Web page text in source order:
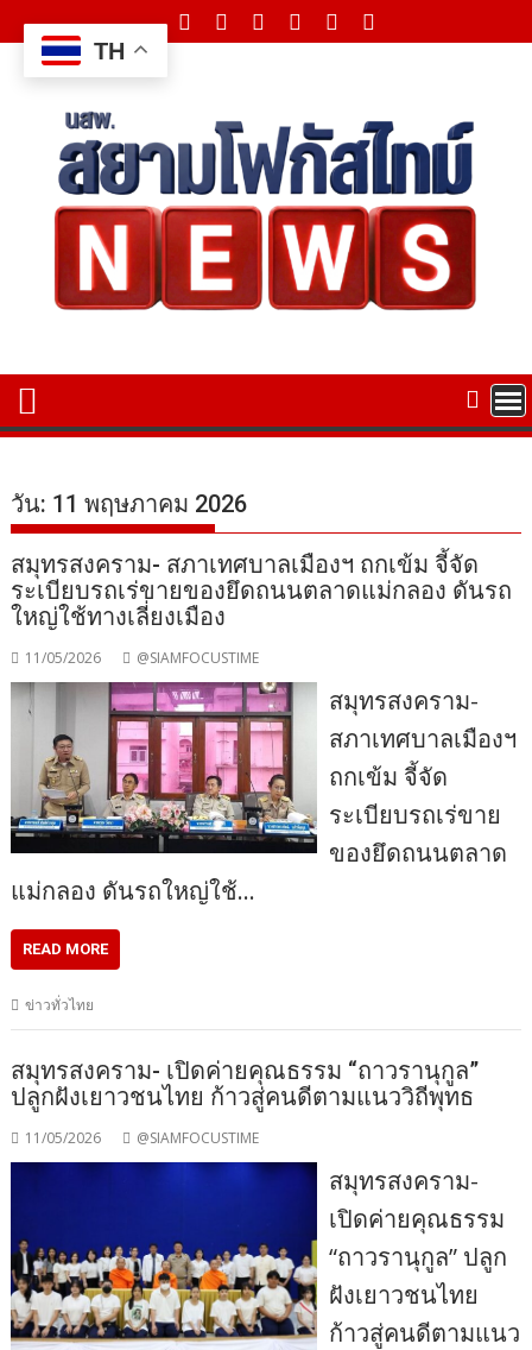
to
content
วัน: 11 พฤษภาคม 2026
สมุทรสงคราม- สภาเทศบาลเมืองฯ ถกเข้ม จี้จัด
ระเบียบรถเร่ขายของยึดถนนตลาดแม่กลอง ดันรถ
ใหญ่ใช้ทางเลี่ยงเมือง
11/05/2026 @SIAMFOCUSTIME
สมุทรสงคราม-
สภาเทศบาลเมืองฯ
ถกเข้ม จี้จัด
ระเบียบรถเร่ขาย
ของยึดถนนตลาด
แม่กลอง ดันรถใหญ่ใช้…
READ MORE
ข่าวทั่วไทย
สมุทรสงคราม- เปิดค่ายคุณธรรม “ถาวรานุกูล”
ปลูกฝังเยาวชนไทย ก้าวสู่คนดีตามแนววิถีพุทธ
11/05/2026 @SIAMFOCUSTIME
สมุทรสงคราม-
เปิดค่ายคุณธรรม
“ถาวรานุกูล” ปลูก
ฝังเยาวชนไทย
ก้าวสู่คนดีตามแนว
TH